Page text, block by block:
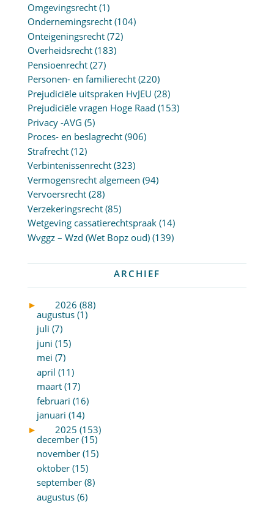
Omgevingsrecht(1)
Ondernemingsrecht(104)
Onteigeningsrecht(72)
Overheidsrecht(183)
Pensioenrecht(27)
Personen- en familierecht(220)
Prejudiciële uitspraken HvJEU (28)
Prejudiciële vragen Hoge Raad (153)
Privacy -AVG (5)
Proces- en beslagrecht(906)
Strafrecht(12)
Verbintenissenrecht(323)
Vermogensrecht algemeen (94)
Vervoersrecht(28)
Verzekeringsrecht(85)
Wetgeving cassatierechtspraak(14)
Wvggz – Wzd (Wet Bopz oud)(139)
ARCHIEF
►
2026 (88)
augustus (1)
juli (7)
juni (15)
mei (7)
april (11)
maart (17)
februari (16)
januari (14)
►
2025 (153)
december (15)
november (15)
oktober (15)
september (8)
augustus (6)